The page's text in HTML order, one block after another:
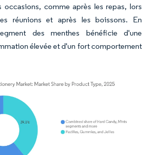
occasions, comme après les repas, lors
réunions et après les boissons. En
des menthes bénéficie d'une
élevée et d'un fort comportement